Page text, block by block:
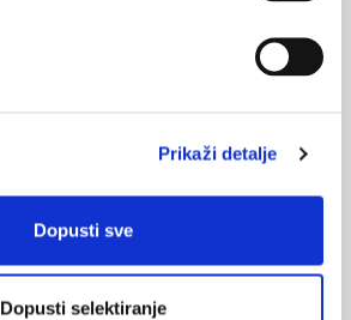
Prikaži detalje
Dopusti sve
Dopusti selektiranje